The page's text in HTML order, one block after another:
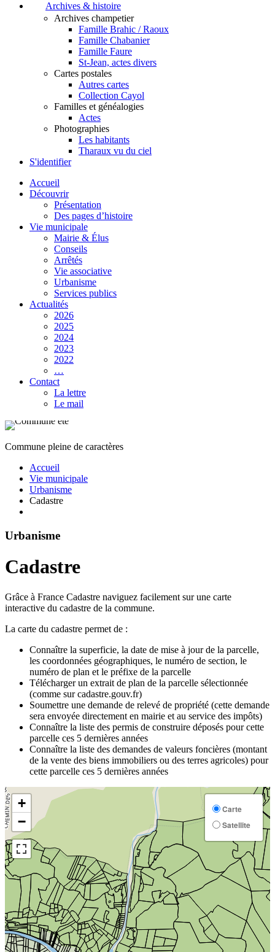
Archives & histoire
Archives champetier
Famille Brahic / Raoux
Famille Chabanier
Famille Faure
St-Jean, actes divers
Cartes postales
Autres cartes
Collection Cayol
Familles et généalogies
Actes
Photographies
Les habitants
Tharaux vu du ciel
S'identifier
Accueil
Découvrir
Présentation
Des pages d’histoire
Vie municipale
Mairie & Élus
Conseils
Arrêtés
Vie associative
Urbanisme
Services publics
Actualités
2026
2025
2024
2023
2022
…
Contact
La lettre
Le mail
Commune pleine de caractères
Accueil
Vie municipale
Urbanisme
Cadastre
Urbanisme
Cadastre
Grâce à France Cadastre naviguez facilement sur une carte
interactive du cadastre de la commune.
La carte du cadastre permet de :
Connaître la superficie, la date de mise à jour de la parcelle,
les coordonnées géographiques, le numéro de section, le
numéro de plan et le préfixe de la parcelle
Télécharger un extrait de plan de la parcelle sélectionnée
(comme sur cadastre.gouv.fr)
Soumettre une demande de relevé de propriété (cette demande
sera envoyée directement en mairie et au service des impôts)
Connaître la liste des permis de construire déposés pour cette
parcelle ces 5 dernières années
Connaître la liste des demandes de valeurs foncières (montant
de la vente des biens immobiliers ou des terres agricoles) pour
cette parcelle ces 5 dernières années